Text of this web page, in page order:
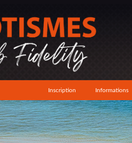
Inscription Informations